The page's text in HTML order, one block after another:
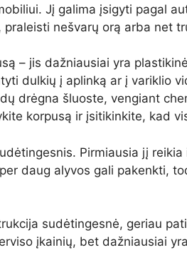
Jį galima įsigyti pagal
nešvarų orą arba net
– jis dažniausiai yra
dulkių į aplinką ar į variklio
drėgna šluoste, vengiant
korpusą ir įsitikinkite, kad
Pirmiausia jį
daug alyvos gali pakenkti,
sudėtingesnė, geriau
įkainių, bet dažniausiai